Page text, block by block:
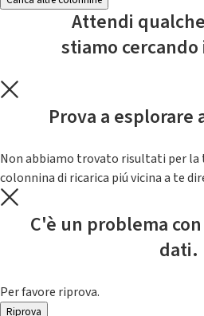
Attendi
stiamo
Prova a
Non abbiamo trovato risultati per la
colonnina di ricarica piú vicina a te
C'è un problema
dati.
Per favore riprova.
Riprova